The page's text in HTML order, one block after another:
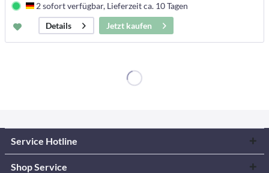
Deutschland
2 sofort verfügbar, Lieferzeit ca. 10 Tagen
Details
Jetzt kaufen
Service Hotline
Shop Service